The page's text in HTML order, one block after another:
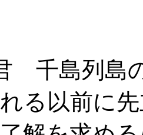
千島列島
る以前に